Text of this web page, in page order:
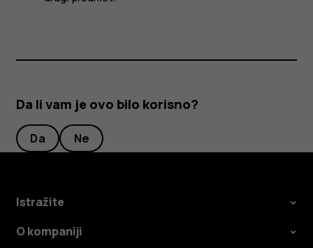
Da li vam je ovo bilo korisno?
Da Ne
Istražite
O kompaniji